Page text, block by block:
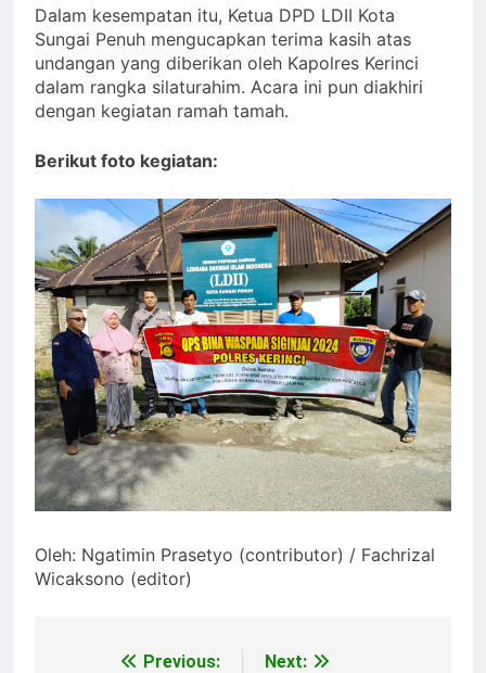
Dalam kesempatan itu, Ketua DPD LDII Kota
Sungai Penuh mengucapkan terima kasih atas
undangan yang diberikan oleh Kapolres Kerinci
dalam rangka silaturahim. Acara ini pun diakhiri
dengan kegiatan ramah tamah.
Berikut foto kegiatan:
Oleh: Ngatimin Prasetyo (contributor) / Fachrizal
Wicaksono (editor)
Previous:
Next: